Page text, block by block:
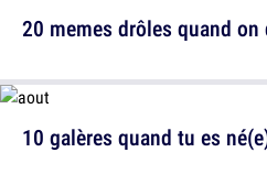
20 memes drôles quand
10 galères quand tu es